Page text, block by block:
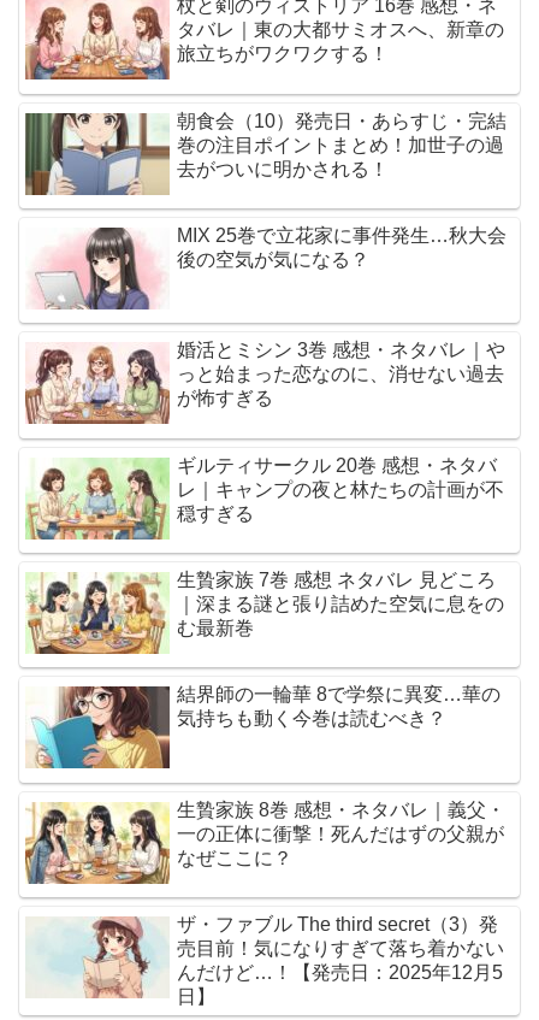
杖と剣のウィストリア 16巻 感想・ネ
タバレ｜東の大都サミオスへ、新章の
旅立ちがワクワクする！
朝食会（10）発売日・あらすじ・完結
巻の注目ポイントまとめ！加世子の過
去がついに明かされる！
MIX 25巻で立花家に事件発生…秋大会
後の空気が気になる？
婚活とミシン 3巻 感想・ネタバレ｜や
っと始まった恋なのに、消せない過去
が怖すぎる
ギルティサークル 20巻 感想・ネタバ
レ｜キャンプの夜と林たちの計画が不
穏すぎる
生贄家族 7巻 感想 ネタバレ 見どころ
｜深まる謎と張り詰めた空気に息をの
む最新巻
結界師の一輪華 8で学祭に異変…華の
気持ちも動く今巻は読むべき？
生贄家族 8巻 感想・ネタバレ｜義父・
一の正体に衝撃！死んだはずの父親が
なぜここに？
ザ・ファブル The third secret（3）発
売目前！気になりすぎて落ち着かない
んだけど…！【発売日：2025年12月5
日】